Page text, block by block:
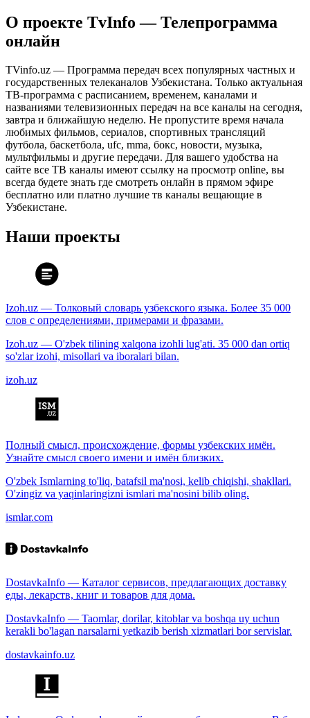
О проекте TvInfo — Телепрограмма
онлайн
TVinfo.uz — Программа передач всех популярных частных и
государственных телеканалов Узбекистана. Только актуальная
ТВ-программа с расписанием, временем, каналами и
названиями телевизионных передач на все каналы на сегодня,
завтра и ближайшую неделю. Не пропустите время начала
любимых фильмов, сериалов, спортивных трансляций
футбола, баскетбола, ufc, mma, бокс, новости, музыка,
мультфильмы и другие передачи. Для вашего удобства на
сайте все ТВ каналы имеют ссылку на просмотр online, вы
всегда будете знать где смотреть онлайн в прямом эфире
бесплатно или платно лучшие тв каналы вещающие в
Узбекистане.
Наши проекты
Izoh.uz — Толковый словарь узбекского языка. Более 35 000
слов с определениями, примерами и фразами.
Izoh.uz — O'zbek tilining xalqona izohli lug'ati. 35 000 dan ortiq
so'zlar izohi, misollari va iboralari bilan.
izoh.uz
Полный смысл, происхождение, формы узбекских имён.
Узнайте смысл своего имени и имён близких.
O'zbek Ismlarning to'liq, batafsil ma'nosi, kelib chiqishi, shakllari.
O'zingiz va yaqinlaringizni ismlari ma'nosini bilib oling.
ismlar.com
DostavkaInfo — Каталог сервисов, предлагающих доставку
еды, лекарств, книг и товаров для дома.
DostavkaInfo — Taomlar, dorilar, kitoblar va boshqa uy uchun
kerakli bo'lagan narsalarni yetkazib berish xizmatlari bor servislar.
dostavkainfo.uz